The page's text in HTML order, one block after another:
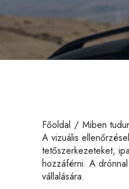
Főoldal Miben
A vizuális
tetőszerkezeteket,
hozzáférni. A
vállalására.